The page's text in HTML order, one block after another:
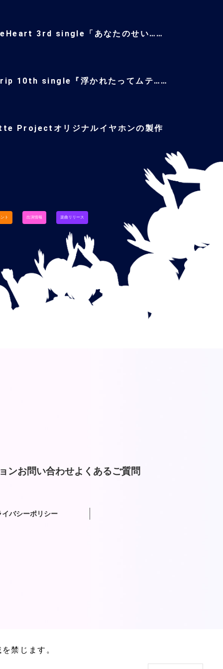
3rd single「あなたのせい……
10th single『浮かれたってムテ……
Projectオリジナルイヤホンの製作
ト 出演情報 楽曲リリース
ンお問い合わせよくあるご質問
イバシーポリシー
禁じます。